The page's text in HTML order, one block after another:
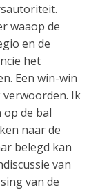
waaop de
en de
het
Een win-win
Ik
de bal
naar de
belegd kan
van
van de